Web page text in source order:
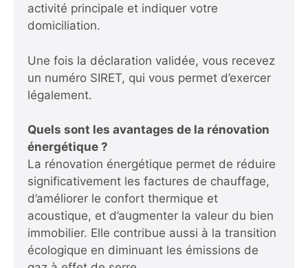
activité principale et indiquer votre
domiciliation.
Une fois la déclaration validée, vous recevez
un numéro SIRET, qui vous permet d’exercer
légalement.
Quels sont les avantages de la rénovation
énergétique ?
La rénovation énergétique permet de réduire
significativement les factures de chauffage,
d’améliorer le confort thermique et
acoustique, et d’augmenter la valeur du bien
immobilier. Elle contribue aussi à la transition
écologique en diminuant les émissions de